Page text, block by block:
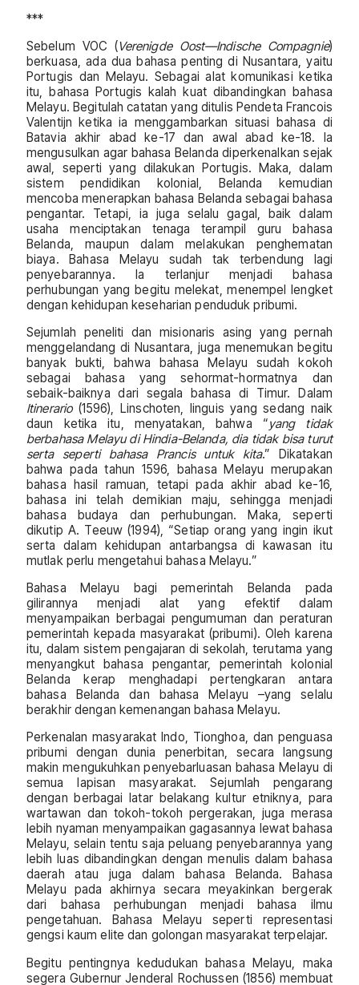
***
Sebelum VOC (Verenigde Oost—Indische Compagnie)
berkuasa, ada dua bahasa penting di Nusantara, yaitu
Portugis dan Melayu. Sebagai alat komunikasi ketika
itu, bahasa Portugis kalah kuat dibandingkan bahasa
Melayu. Begitulah catatan yang ditulis Pendeta Francois
Valentijn ketika ia menggambarkan situasi bahasa di
Batavia akhir abad ke-17 dan awal abad ke-18. Ia
mengusulkan agar bahasa Belanda diperkenalkan sejak
awal, seperti yang dilakukan Portugis. Maka, dalam
sistem pendidikan kolonial, Belanda kemudian
mencoba menerapkan bahasa Belanda sebagai bahasa
pengantar. Tetapi, ia juga selalu gagal, baik dalam
usaha menciptakan tenaga terampil guru bahasa
Belanda, maupun dalam melakukan penghematan
biaya. Bahasa Melayu sudah tak terbendung lagi
penyebarannya. Ia terlanjur menjadi bahasa
perhubungan yang begitu melekat, menempel lengket
dengan kehidupan keseharian penduduk pribumi.
Sejumlah peneliti dan misionaris asing yang pernah
menggelandang di Nusantara, juga menemukan begitu
banyak bukti, bahwa bahasa Melayu sudah kokoh
sebagai bahasa yang sehormat-hormatnya dan
sebaik-baiknya dari segala bahasa di Timur. Dalam
Itinerario (1596), Linschoten, linguis yang sedang naik
daun ketika itu, menyatakan, bahwa “yang tidak
berbahasa Melayu di Hindia-Belanda, dia tidak bisa turut
serta seperti bahasa Prancis untuk kita.” Dikatakan
bahwa pada tahun 1596, bahasa Melayu merupakan
bahasa hasil ramuan, tetapi pada akhir abad ke-16,
bahasa ini telah demikian maju, sehingga menjadi
bahasa budaya dan perhubungan. Maka, seperti
dikutip A. Teeuw (1994), “Setiap orang yang ingin ikut
serta dalam kehidupan antarbangsa di kawasan itu
mutlak perlu mengetahui bahasa Melayu.”
Bahasa Melayu bagi pemerintah Belanda pada
gilirannya menjadi alat yang efektif dalam
menyampaikan berbagai pengumuman dan peraturan
pemerintah kepada masyarakat (pribumi). Oleh karena
itu, dalam sistem pengajaran di sekolah, terutama yang
menyangkut bahasa pengantar, pemerintah kolonial
Belanda kerap menghadapi pertengkaran antara
bahasa Belanda dan bahasa Melayu –yang selalu
berakhir dengan kemenangan bahasa Melayu.
Perkenalan masyarakat Indo, Tionghoa, dan penguasa
pribumi dengan dunia penerbitan, secara langsung
makin mengukuhkan penyebarluasan bahasa Melayu di
semua lapisan masyarakat. Sejumlah pengarang
dengan berbagai latar belakang kultur etniknya, para
wartawan dan tokoh-tokoh pergerakan, juga merasa
lebih nyaman menyampaikan gagasannya lewat bahasa
Melayu, selain tentu saja peluang penyebarannya yang
lebih luas dibandingkan dengan menulis dalam bahasa
daerah atau juga dalam bahasa Belanda. Bahasa
Melayu pada akhirnya secara meyakinkan bergerak
dari bahasa perhubungan menjadi bahasa ilmu
pengetahuan. Bahasa Melayu seperti representasi
gengsi kaum elite dan golongan masyarakat terpelajar.
Begitu pentingnya kedudukan bahasa Melayu, maka
segera Gubernur Jenderal Rochussen (1856) membuat